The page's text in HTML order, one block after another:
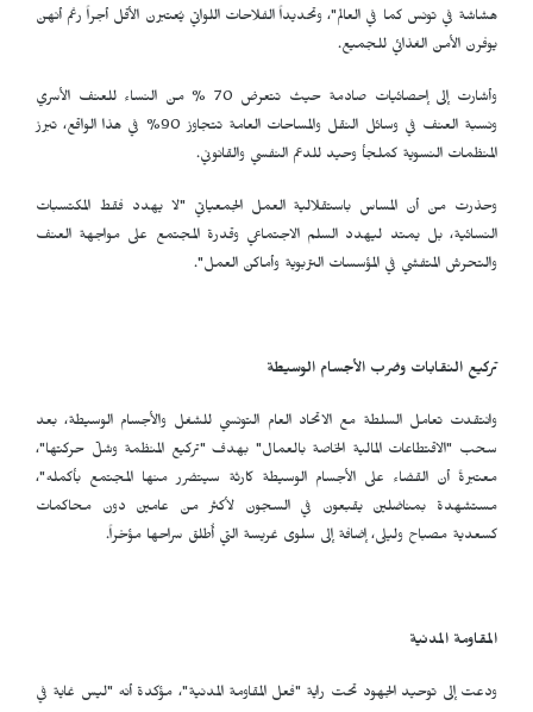
هشاشة في تونس كما في العالم"، وتحديداً الفلاحات اللواتي يُعتبرن الأقل أجراً رغم أنهن
يوفرن الأمن الغذائي للجميع.
وأشارت إلى إحصائيات صادمة حيث تتعرض 70 % من النساء للعنف الأسري
ونسبة العنف في وسائل النقل والمساحات العامة تتجاوز 90% في هذا الواقع، تبرز
المنظمات النسوية كملجأ وحيد للدعم النفسي والقانوني.
وحذرت من أن المساس باستقلالية العمل الجمعياتي "لا يهدد فقط المكتسبات
النسائية، بل يمتد ليهدد السلم الاجتماعي وقدرة المجتمع على مواجهة العنف
والتحرش المتفشي في المؤسسات التربوية وأماكن العمل".
تركيع النقابات وضرب الأجسام الوسيطة
وانتقدت تعامل السلطة مع الاتحاد العام التونسي للشغل والأجسام الوسيطة، بعد
سحب "الاقتطاعات المالية الخاصة بالعمال" بهدف "تركيع المنظمة وشلّ حركتها"،
معتبرةً أن القضاء على الأجسام الوسيطة كارثة سيتضرر منها المجتمع بأكمله"،
مستشهدة بمناضلين يقبعون في السجون لأكثر من عامين دون محاكمات
كسعدية مصباح وليلى، إضافة إلى سلوى غريسة التي أُطلق سراحها مؤخراً.
المقاومة المدنية
ودعت إلى توحيد الجهود تحت راية "فعل المقاومة المدنية"، مؤكدة أنه "ليس غاية في